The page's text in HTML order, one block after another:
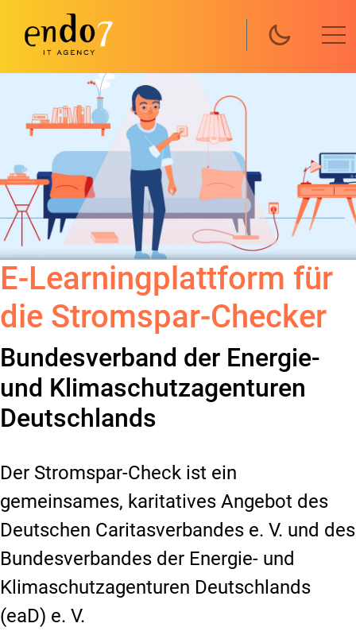
E-Learningplattform für
die Stromspar-Checker
Bundesverband der Energie-
und Klimaschutzagenturen
Deutschlands
Der Stromspar-Check ist ein
gemeinsames, karitatives Angebot des
Deutschen Caritasverbandes e. V. und des
Bundesverbandes der Energie- und
Klimaschutzagenturen Deutschlands
(eaD) e. V.